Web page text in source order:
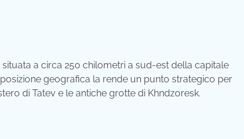
situata a circa 250 chilometri a sud-est della capitale
geografica la rende un punto strategico per
di Tatev e le antiche grotte di Khndzoresk.